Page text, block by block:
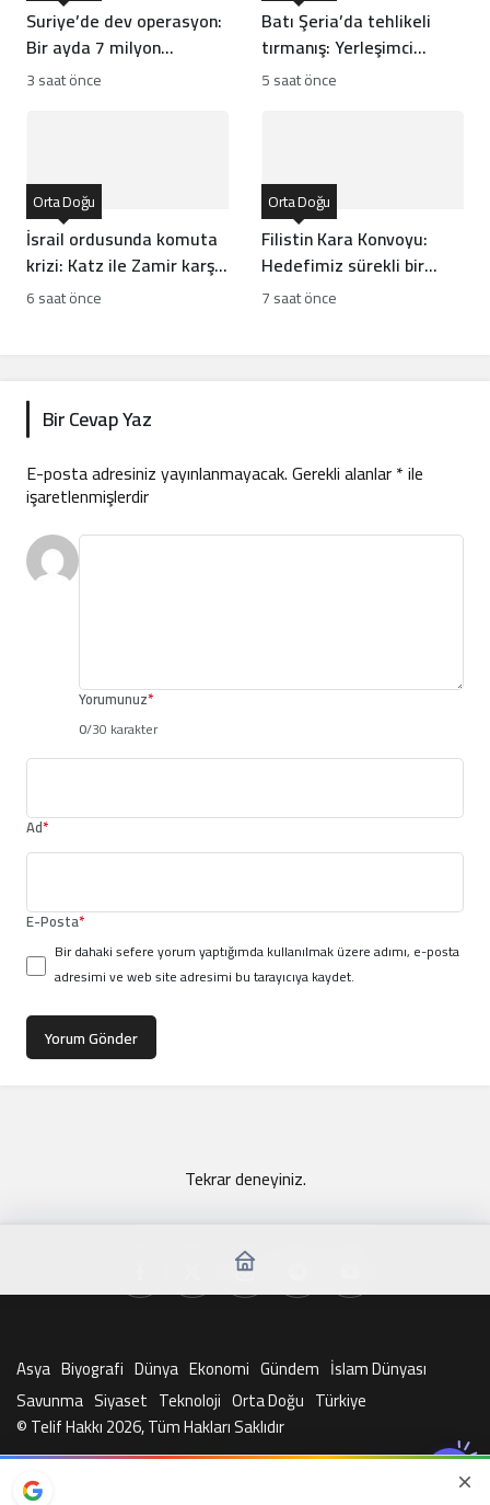
Suriye’de dev operasyon:
Bir ayda 7 milyon
captagon ele geçirildi
3 saat önce
Batı Şeria’da tehlikeli
tırmanış: Yerleşimci
şiddetinin ardındaki
5 saat önce
İsrail ordusunda komuta
krizi: Katz ile Zamir karşı
karşıya geldi
Orta Doğu
6 saat önce
Filistin Kara Konvoyu:
Hedefimiz sürekli bir
yardım koridoru açmak
Orta Doğu
7 saat önce
Bir Cevap Yaz
E-posta adresiniz yayınlanmayacak.Gerekli alanlar*ile
işaretlenmişlerdir
Yorumunuz*
0/30 karakter
Ad*
E-Posta*
Bir dahaki sefere yorum yaptığımda kullanılmak üzere adımı, e-posta
adresimi ve web site adresimi bu tarayıcıya kaydet.
Yorum Gönder
Tekrar deneyiniz.
Asya Biyografi Dünya Ekonomi Gündem İslam Dünyası
Savunma Siyaset Teknoloji Orta Doğu Türkiye
© Telif Hakkı 2026, Tüm Hakları Saklıdır